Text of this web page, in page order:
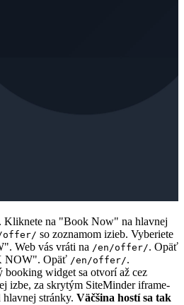
Kliknete na "Book Now" na hlavnej
offer/ so zoznamom izieb. Vyberiete
Web vás vráti na /en/offer/. Opäť
NOW". Opäť /en/offer/.
booking widget sa otvorí až cez
izbe, za skrytým SiteMinder iframe-
stránky. Väčšina hostí sa tak